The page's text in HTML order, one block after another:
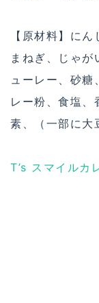
【原材料】に
まねぎ、じゃ
ューレー、砂糖
レー粉、食塩
素、（一部に大
T’s スマイルカ